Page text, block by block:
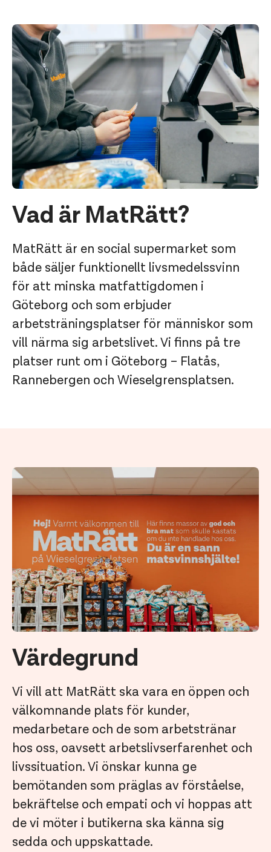
Vad är MatRätt?
MatRätt är en social supermarket som
både säljer funktionellt livsmedelssvinn
för att minska matfattigdomen i
Göteborg och som erbjuder
arbetsträningsplatser för människor som
vill närma sig arbetslivet. Vi finns på tre
platser runt om i Göteborg – Flatås,
Rannebergen och Wieselgrensplatsen.
Värdegrund
Vi vill att MatRätt ska vara en öppen och
välkomnande plats för kunder,
medarbetare och de som arbetstränar
hos oss, oavsett arbetslivserfarenhet och
livssituation. Vi önskar kunna ge
bemötanden som präglas av förståelse,
bekräftelse och empati och vi hoppas att
de vi möter i butikerna ska känna sig
sedda och uppskattade.